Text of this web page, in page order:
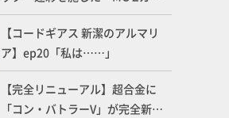
ダム アムロ・レイ仕様機」をMAX
渡辺がふたたび塗る!!【試し読
み】
【コードギアス 新潔のアルマリ
ア】ep20「私は……」
【完全リニューアル】超合金に
「コン・バトラーV」が完全新規